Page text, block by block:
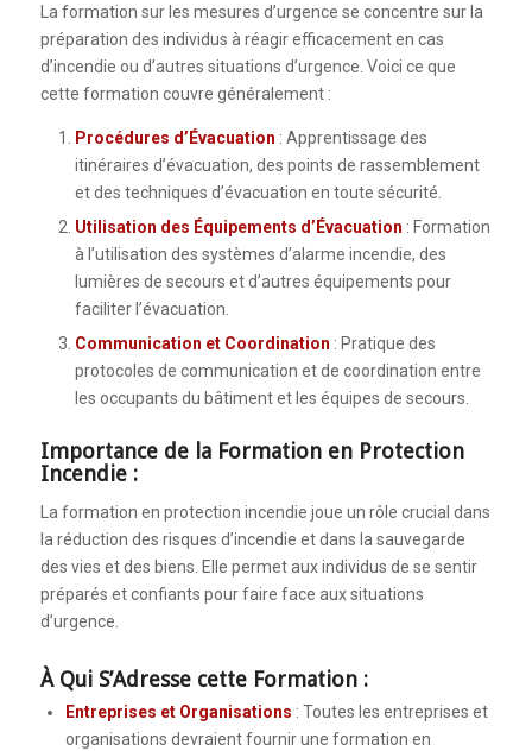
La formation sur les mesures d’urgence se concentre sur la
préparation des individus à réagir efficacement en cas
d’incendie ou d’autres situations d’urgence. Voici ce que
cette formation couvre généralement :
Procédures d’Évacuation : Apprentissage des
itinéraires d’évacuation, des points de rassemblement
et des techniques d’évacuation en toute sécurité.
Utilisation des Équipements d’Évacuation : Formation
à l’utilisation des systèmes d’alarme incendie, des
lumières de secours et d’autres équipements pour
faciliter l’évacuation.
Communication et Coordination : Pratique des
protocoles de communication et de coordination entre
les occupants du bâtiment et les équipes de secours.
Importance de la Formation en Protection
Incendie :
La formation en protection incendie joue un rôle crucial dans
la réduction des risques d’incendie et dans la sauvegarde
des vies et des biens. Elle permet aux individus de se sentir
préparés et confiants pour faire face aux situations
d’urgence.
À Qui S’Adresse cette Formation :
Entreprises et Organisations : Toutes les entreprises et
organisations devraient fournir une formation en